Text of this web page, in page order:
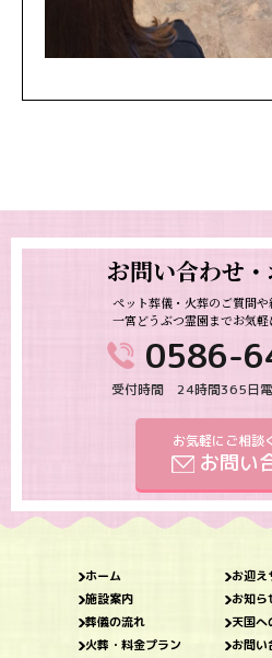
お問い合わせ
ペット葬儀・火葬のご質問
一宮どうぶつ霊園までお気軽
0586-
受付時間 24時間365日
お気軽にご相談
お問い
ホーム
施設案内
葬儀の流れ
火葬・料金プラン
お迎え
お知ら
天国へ
お問い